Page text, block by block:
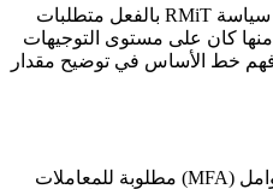
قبل تحديث نوفمبر 2025، تضمنت سياسة RMiT بالفعل متطلبات
كان على مستوى التوجيهات
فهم خط الأساس في توضيح مقدار
كانت المصادقة متعددة العوامل (MFA) مطلوبة للمعاملات